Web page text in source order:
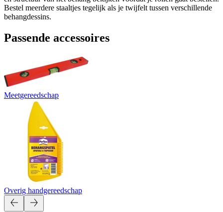
Bestel meerdere staaltjes tegelijk als je twijfelt tussen verschillende
behangdessins.
Passende accessoires
Meetgereedschap
Overig handgereedschap